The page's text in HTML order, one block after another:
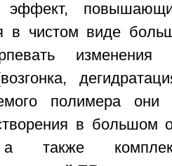
эффект,
в чистом виде
изменения
полимера они
в большом
также